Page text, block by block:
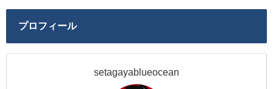
プロフィール
setagayablueocean